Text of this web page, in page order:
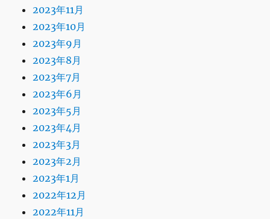
2023年11月
2023年10月
2023年9月
2023年8月
2023年7月
2023年6月
2023年5月
2023年4月
2023年3月
2023年2月
2023年1月
2022年12月
2022年11月